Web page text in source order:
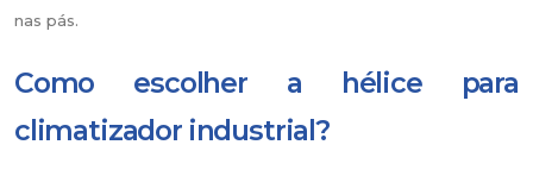
nas pás.
Como escolher a hélice para
climatizador industrial?